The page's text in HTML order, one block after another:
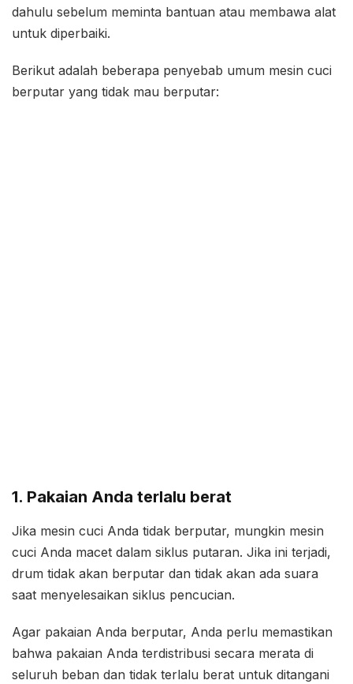
dahulu sebelum meminta bantuan atau membawa alat
untuk diperbaiki.
Berikut adalah beberapa penyebab umum mesin cuci
berputar yang tidak mau berputar:
1. Pakaian Anda terlalu berat
Jika mesin cuci Anda tidak berputar, mungkin mesin
cuci Anda macet dalam siklus putaran. Jika ini terjadi,
drum tidak akan berputar dan tidak akan ada suara
saat menyelesaikan siklus pencucian.
Agar pakaian Anda berputar, Anda perlu memastikan
bahwa pakaian Anda terdistribusi secara merata di
seluruh beban dan tidak terlalu berat untuk ditangani